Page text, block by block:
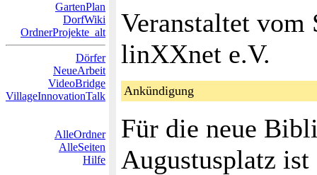
GartenPlan
DorfWiki
OrdnerProjekte_alt
Dörfer
NeueArbeit
VideoBridge
VillageInnovationTalk
AlleOrdner
AlleSeiten
Hilfe
Veranstaltet
linXXnet e.V.
Ankündigung
Für die neue
Augustusplatz